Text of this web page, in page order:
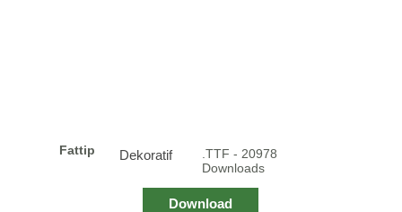
Fattip Dekoratif
.TTF - 20978
Downloads
Download